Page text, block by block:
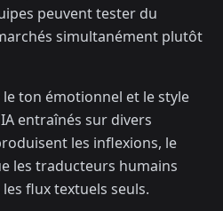
peuvent tester du
simultanément plutôt
ton émotionnel et le style
entraînés sur divers
les inflexions, le
les traducteurs humains
flux textuels seuls.